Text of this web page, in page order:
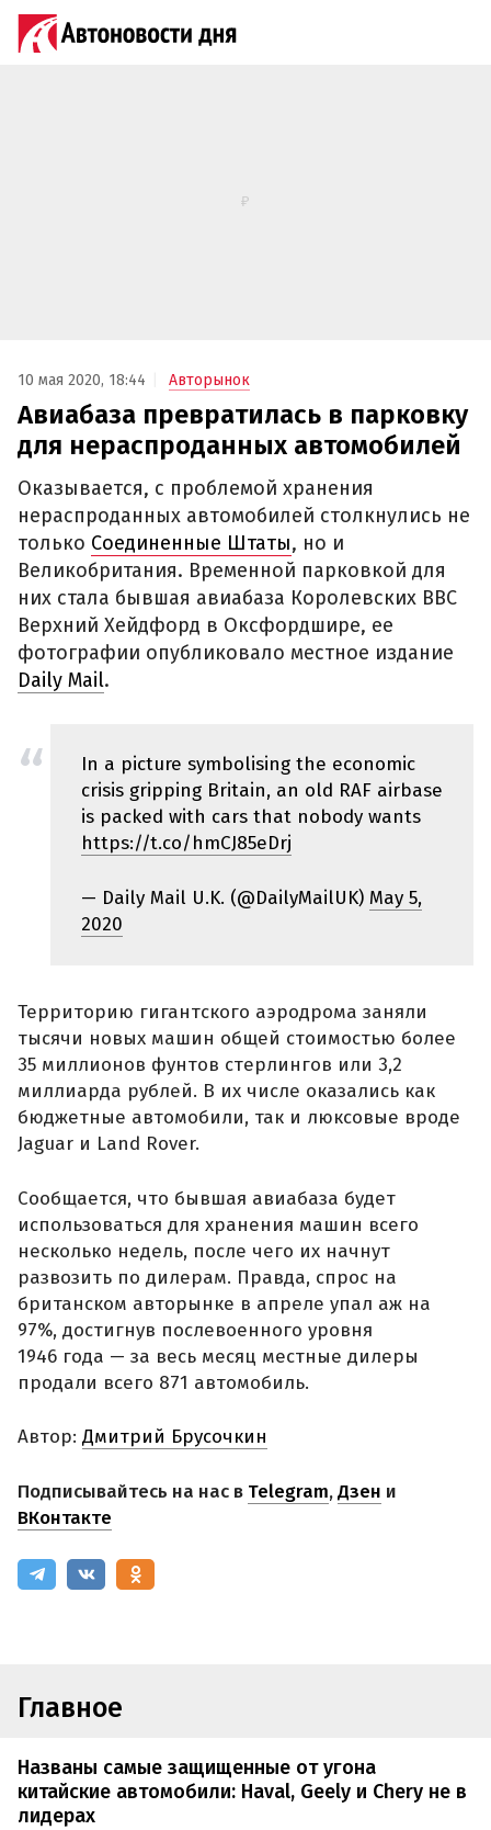
10 мая 2020, 18:44 Авторынок
Авиабаза превратилась в парковку
для нераспроданных автомобилей
Оказывается, с проблемой хранения
нераспроданных автомобилей столкнулись не
только Соединенные Штаты, но и
Великобритания. Временной парковкой для
них стала бывшая авиабаза Королевских ВВС
Верхний Хейдфорд в Оксфордшире, ее
фотографии опубликовало местное издание
Daily Mail.
In a picture symbolising the economic
crisis gripping Britain, an old RAF airbase
is packed with cars that nobody wants
https://t.co/hmCJ85eDrj
— Daily Mail U.K. (@DailyMailUK) May 5,
2020
Территорию гигантского аэродрома заняли
тысячи новых машин общей стоимостью более
35 миллионов фунтов стерлингов или 3,2
миллиарда рублей. В их числе оказались как
бюджетные автомобили, так и люксовые вроде
Jaguar и Land Rover.
Сообщается, что бывшая авиабаза будет
использоваться для хранения машин всего
несколько недель, после чего их начнут
развозить по дилерам. Правда, спрос на
британском авторынке в апреле упал аж на
97%, достигнув послевоенного уровня
1946 года — за весь месяц местные дилеры
продали всего 871 автомобиль.
Автор: Дмитрий Брусочкин
Подписывайтесь на нас в Telegram,Дзен и
ВКонтакте
Главное
Названы самые защищенные от угона
китайские автомобили: Haval, Geely и Chery не в
лидерах